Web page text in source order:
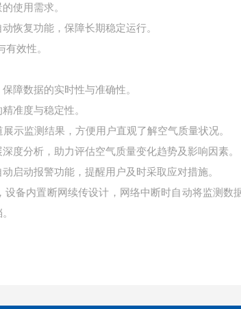
使用需求。
恢复功能，保障长期稳定运行。
效性。
障数据的实时性与准确性。
准度与稳定性。
示监测结果，方便用户直观了解空气质量状况。
度分析，助力评估空气质量变化趋势及影响因素。
启动报警功能，提醒用户及时采取应对措施。
备内置断网续传设计，网络中断时自动将监测数